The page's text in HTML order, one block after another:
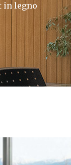
in legno